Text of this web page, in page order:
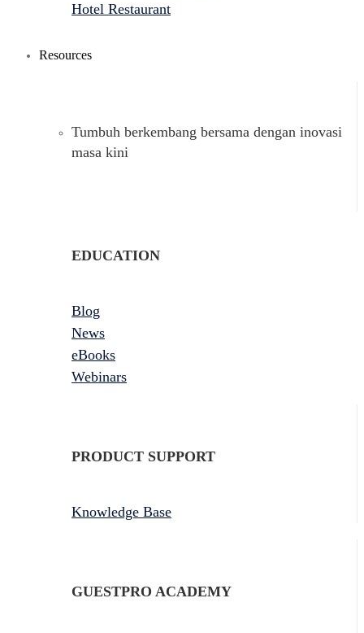
Hotel Restaurant
Resources
Tumbuh berkembang bersama dengan inovasi
masa kini
EDUCATION
Blog
News
eBooks
Webinars
PRODUCT SUPPORT
Knowledge Base
GUESTPRO ACADEMY